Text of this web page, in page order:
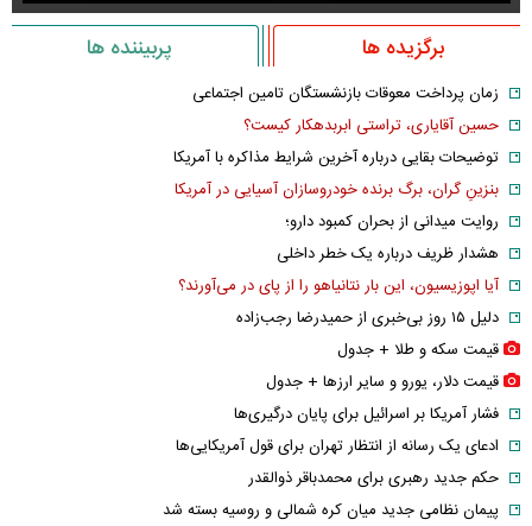
برگزیده ها پربیننده ها
زمان پرداخت معوقات بازنشستگان تامین اجتماعی
حسین آقایاری، تراستی ابربدهکار کیست؟
توضیحات بقایی درباره آخرین شرایط مذاکره با آمریکا
بنزینِ گران، برگ برنده خودروسازان آسیایی در آمریکا
روایت میدانی از بحران کمبود دارو؛
هشدار ظریف درباره یک خطر داخلی
آیا اپوزیسیون، این بار نتانیاهو را از پای در می‌آورند؟
دلیل ۱۵ روز بی‌خبری از حمیدرضا رجب‌زاده
قیمت سکه و طلا + جدول
قیمت دلار، یورو و سایر ارز‌ها + جدول
فشار آمریکا بر اسرائیل برای پایان درگیری‌ها
ادعای یک رسانه از انتظار تهران برای قول آمریکایی‌ها
حکم جدید رهبری برای محمدباقر ذوالقدر
پیمان نظامی جدید میان کره شمالی و روسیه بسته شد